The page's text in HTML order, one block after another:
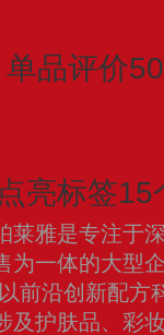
单品评价
亮标签15
莱雅是专注于
为一体的大型
前沿创新配
及护肤品、彩